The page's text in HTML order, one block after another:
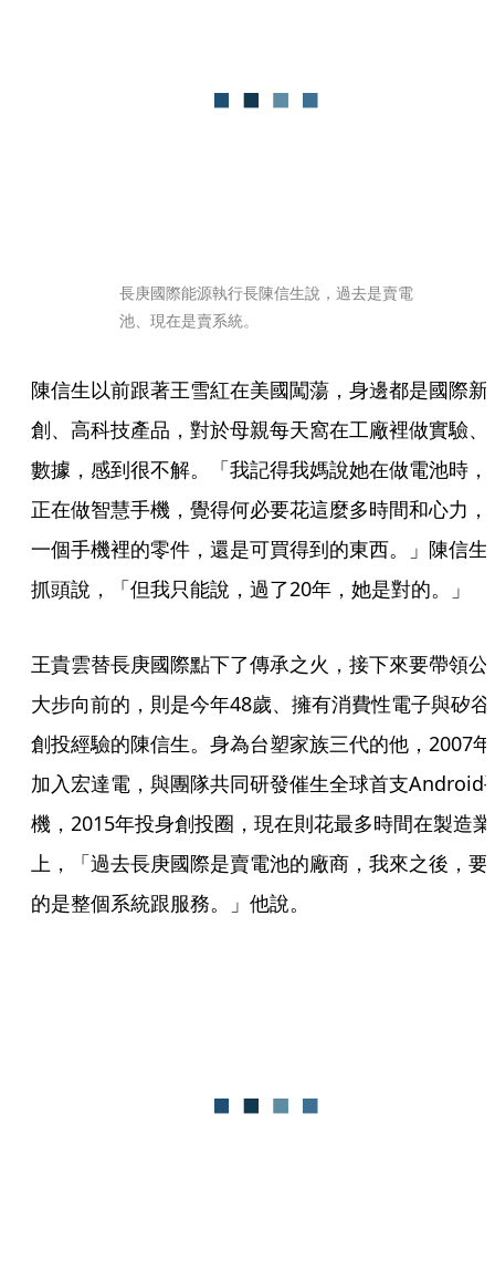
長庚國際能源執行長陳信生說，過去是賣電
池、現在是賣系統。
陳信生以前跟著王雪紅在美國闖蕩，身邊都是國際新
創、高科技產品，對於母親每天窩在工廠裡做實驗、
數據，感到很不解。「我記得我媽說她在做電池時，
正在做智慧手機，覺得何必要花這麼多時間和心力，
一個手機裡的零件，還是可買得到的東西。」陳信生
抓頭說，「但我只能說，過了20年，她是對的。」
王貴雲替長庚國際點下了傳承之火，接下來要帶領公
大步向前的，則是今年48歲、擁有消費性電子與矽谷
創投經驗的陳信生。身為台塑家族三代的他，2007年
加入宏達電，與團隊共同研發催生全球首支Android
機，2015年投身創投圈，現在則花最多時間在製造業
上，「過去長庚國際是賣電池的廠商，我來之後，要
的是整個系統跟服務。」他說。